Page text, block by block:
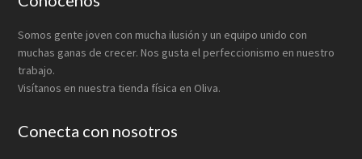
Somos gente joven con mucha ilusión y un equipo unido con
muchas ganas de crecer. Nos gusta el perfeccionismo en nuestro
trabajo.
Visítanos en nuestra tienda física en Oliva.
Conecta con nosotros